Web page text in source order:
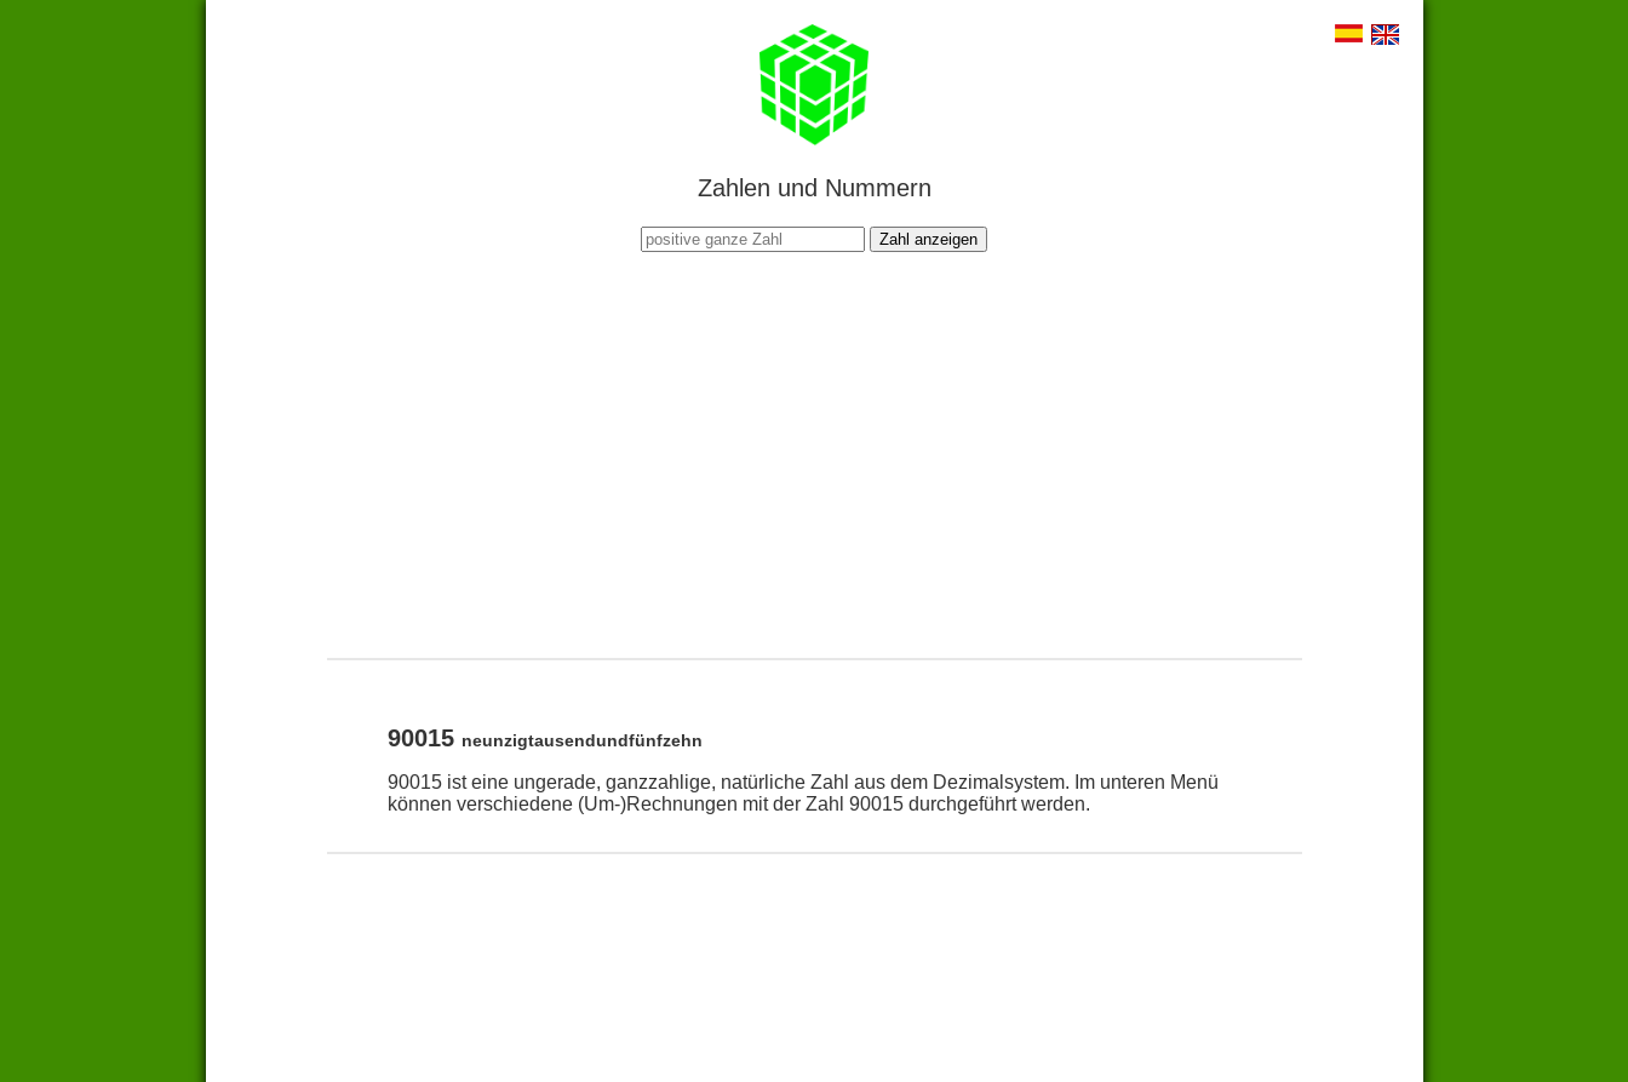
Zahlen und Nummern
Zahl anzeigen
90015 neunzigtausendundfünfzehn
90015 ist eine ungerade, ganzzahlige, natürliche Zahl aus dem Dezimalsystem. Im unteren Menü
können verschiedene (Um-)Rechnungen mit der Zahl 90015 durchgeführt werden.